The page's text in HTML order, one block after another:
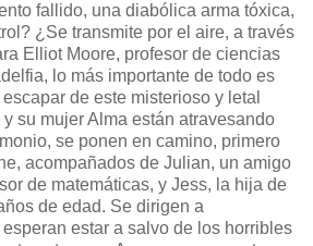
fallido, una diabólica arma tóxica,
¿Se transmite por el aire, a través
Elliot Moore, profesor de ciencias
lo más importante de todo es
de este misterioso y letal
su mujer Alma están atravesando
se ponen en camino, primero
acompañados de Julian, un amigo
de matemáticas, y Jess, la hija de
de edad. Se dirigen a
estar a salvo de los horribles